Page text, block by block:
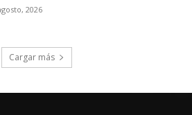
2026
Cargar más